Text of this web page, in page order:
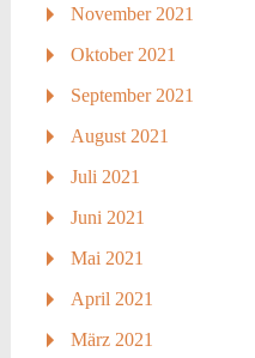
November 2021
Oktober 2021
September 2021
August 2021
Juli 2021
Juni 2021
Mai 2021
April 2021
März 2021